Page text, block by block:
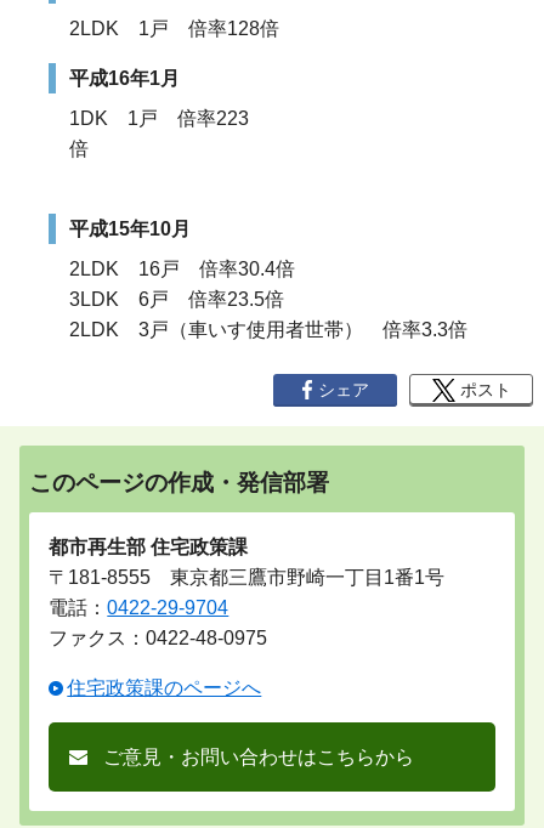
2LDK 1戸 倍率128倍
平成16年1月
1DK 1戸 倍率223
倍
平成15年10月
2LDK 16戸 倍率30.4倍
3LDK 6戸 倍率23.5倍
2LDK 3戸（車いす使用者世帯） 倍率3.3倍
シェア ポスト
このページの作成・発信部署
都市再生部 住宅政策課
〒181-8555 東京都三鷹市野崎一丁目1番1号
電話：0422-29-9704
ファクス：0422-48-0975
住宅政策課のページへ
ご意見・お問い合わせはこちらから